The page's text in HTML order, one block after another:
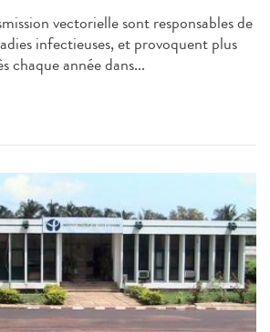
vectorielle sont responsables de
infectieuses, et provoquent plus
chaque année dans...